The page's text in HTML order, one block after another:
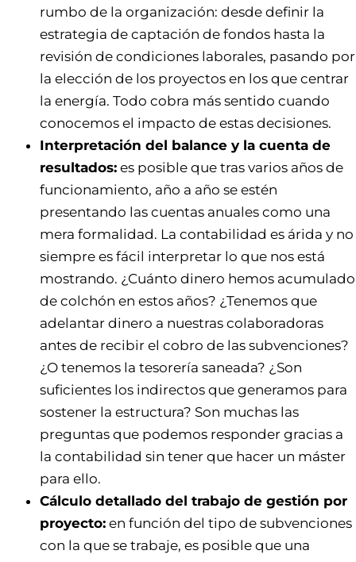
rumbo de la organización: desde definir la
estrategia de captación de fondos hasta la
revisión de condiciones laborales, pasando por
la elección de los proyectos en los que centrar
la energía. Todo cobra más sentido cuando
conocemos el impacto de estas decisiones.
Interpretación del balance y la cuenta de
resultados: es posible que tras varios años de
funcionamiento, año a año se estén
presentando las cuentas anuales como una
mera formalidad. La contabilidad es árida y no
siempre es fácil interpretar lo que nos está
mostrando. ¿Cuánto dinero hemos acumulado
de colchón en estos años? ¿Tenemos que
adelantar dinero a nuestras colaboradoras
antes de recibir el cobro de las subvenciones?
¿O tenemos la tesorería saneada? ¿Son
suficientes los indirectos que generamos para
sostener la estructura? Son muchas las
preguntas que podemos responder gracias a
la contabilidad sin tener que hacer un máster
para ello.
Cálculo detallado del trabajo de gestión por
proyecto: en función del tipo de subvenciones
con la que se trabaje, es posible que una